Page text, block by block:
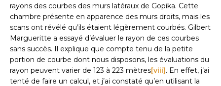
rayons des courbes des murs latéraux de Gopika. Cette
chambre présente en apparence des murs droits, mais les
scans ont révélé qu’ils étaient légèrement courbés. Gilbert
Margueritte a essayé d’évaluer le rayon de ces courbes
sans succès. Il explique que compte tenu de la petite
portion de courbe dont nous disposons, les évaluations du
rayon peuvent varier de 123 à 223 mètres[viii]. En effet, j’ai
tenté de faire un calcul, et j’ai constaté qu’en utilisant la